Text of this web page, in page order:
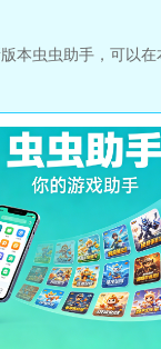
本虫虫助手，可以